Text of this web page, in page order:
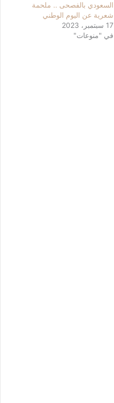
السعودي بالفصحى .. ملحمة
شعرية عن اليوم الوطني
17 سبتمبر، 2023
في "منوعات"